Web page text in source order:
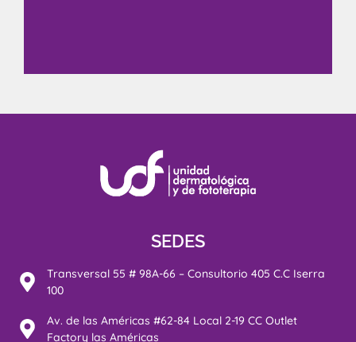
SEDES
Transversal 55 # 98A-66 – Consultorio 405 C.C Iserra
100
Av. de las Américas #62-84 Local 2-19 CC Outlet
Factory las Américas